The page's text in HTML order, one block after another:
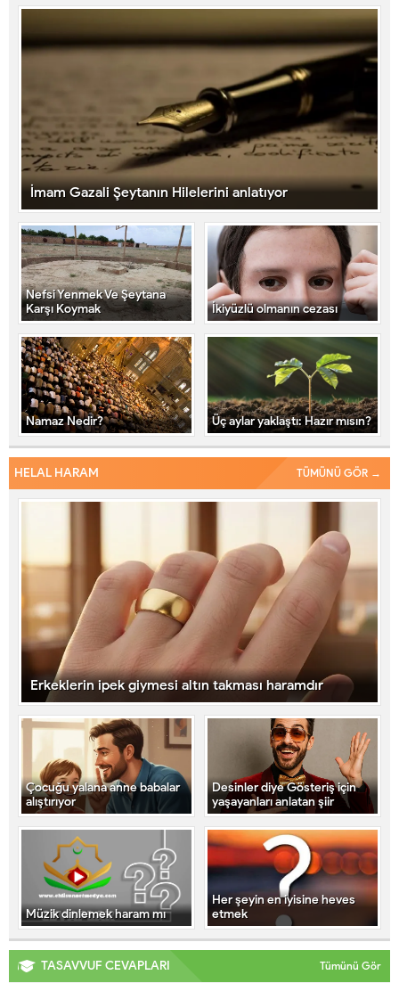
İmam Gazali Şeytanın Hilelerini anlatıyor
Nefsi Yenmek Ve Şeytana
Karşı Koymak
İkiyüzlü olmanın cezası
Namaz Nedir? Üç aylar yaklaştı: Hazır mısın?
HELAL HARAM TÜMÜNÜ GÖR →
Erkeklerin ipek giymesi altın takması haramdır
Çocuğu yalana anne babalar
alıştırıyor
Desinler diye Gösteriş için
yaşayanları anlatan şiir
Müzik dinlemek haram mı
Her şeyin en iyisine heves
etmek
TASAVVUF CEVAPLARI Tümünü Gör